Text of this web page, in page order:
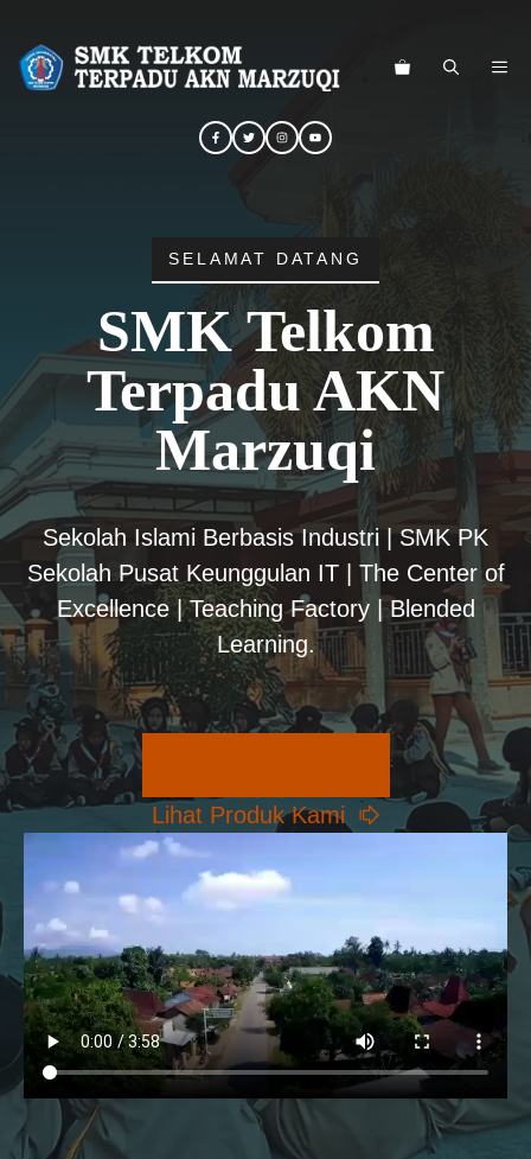
SELAMAT DATANG
SMK Telkom
Terpadu AKN
Marzuqi
Sekolah Islami Berbasis Industri | SMK PK
Sekolah Pusat Keunggulan IT | The Center of
Excellence | Teaching Factory | Blended
Learning.
Lihat Produk Kami